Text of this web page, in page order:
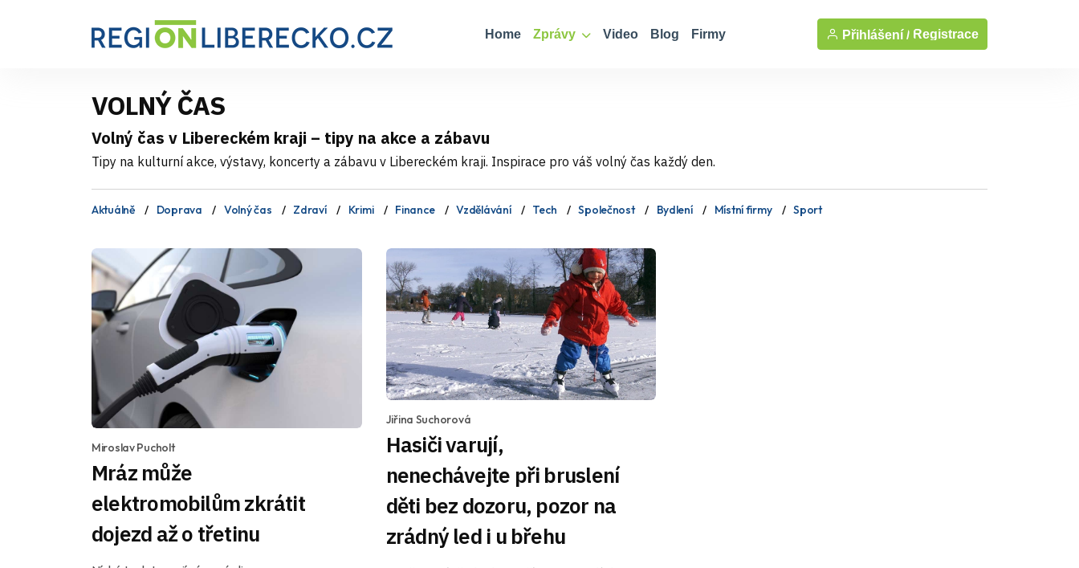
Home Zprávy Video Blog Firmy Přihlášení / Registrace
VOLNÝ ČAS
Volný čas v Libereckém kraji – tipy na akce a zábavu
Tipy na kulturní akce, výstavy, koncerty a zábavu v Libereckém kraji. Inspirace pro váš volný čas každý den.
Aktuálně Doprava Volný čas Zdraví Krimi Finance Vzdělávání Tech Společnost Bydlení Místní firmy Sport
Miroslav Pucholt
Mráz může
elektromobilům zkrátit
dojezd až o třetinu
Jiřina Suchorová
Hasiči varují,
nenechávejte při bruslení
děti bez dozoru, pozor na
zrádný led i u břehu